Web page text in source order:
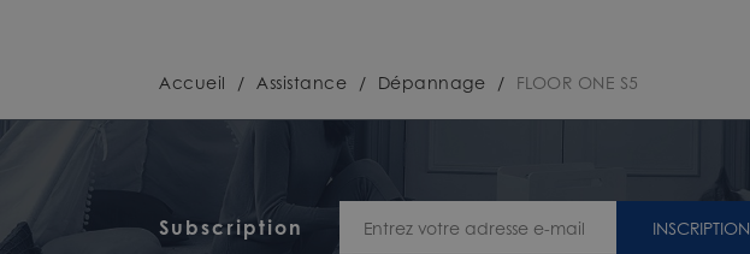
Accueil / Assistance / Dépannage / FLOOR ONE S5
Subscription INSCRIPTION